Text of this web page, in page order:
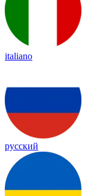
italiano
русский